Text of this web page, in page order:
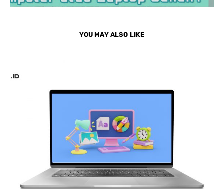
YOU MAY ALSO LIKE